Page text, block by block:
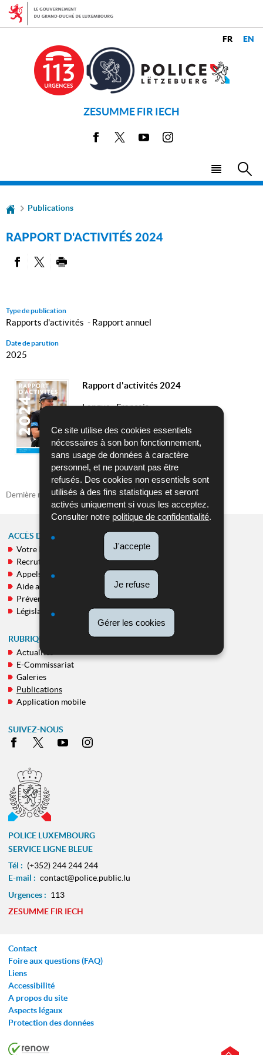
Ce site utilise des cookies essentiels
nécessaires à son bon fonctionnement,
sans usage de données à caractère
personnel, et ne pouvant pas être
refusés. Des cookies non essentiels sont
utilisés à des fins statistiques et seront
activés uniquement si vous les acceptez.
Consulter notre politique de confidentialité.
J'accepte
Je refuse
Gérer les cookies
Aller
Aller
ZESUMME FIR IECH
Facebook YoutubeInstagram
Menu
LANGUE
Publications
RAPPORT D'ACTIVITÉS 2024
Type de publication
Rapports d'activités - Rapport annuel
Date de parution
2025
Rapport d'activités 2024
Langue :Français
TÉLÉCHARGER
Dernière mise à jour11/04/2025
MENU
DE
NAVIGATION
ACCÈS DIRECT
Votre Police
Recrutement
Appels publics
Aide aux victimes
Prévention
Législation
RUBRIQUES TRANSVERSALES
Actualités
E-Commissariat
Galeries
Publications
Application mobile
SUIVEZ-NOUS
Facebook
X Youtube
POLICE LUXEMBOURG
SERVICE LIGNE BLEUE
Tél : (+352) 244 244 244
E-mail : contact@police.public.lu
Urgences : 113
ZESUMME FIR IECH
Contact
Foire aux questions (FAQ)
Liens
Accessibilité
A propos du site
Aspects légaux
Protection des données